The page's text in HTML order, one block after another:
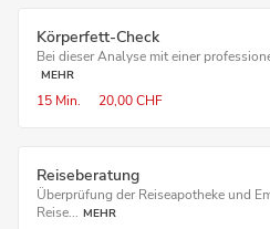
Körperfett-Check
Bei dieser Analyse mit einer
MEHR
15 Min. 20,00 CHF
Reiseberatung
Überprüfung der Reiseapotheke und
Reise... MEHR